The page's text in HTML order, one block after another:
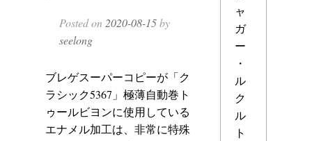
Posted on 2020-08-15by
seelong
ブレゲスーパーコピーが「ク
ラシック5367」極薄自動巻ト
ゥールビヨンに使用している
エナメル加工は、非常に特殊
ャ
ガ
ー
・
ル
ク
ル
ト